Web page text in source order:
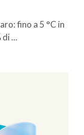
fino a 5 °C in
...